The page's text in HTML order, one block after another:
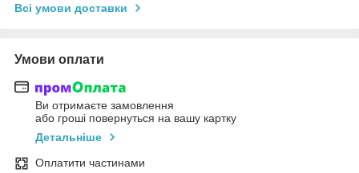
Всі умови доставки
Умови оплати
Ви отримаєте замовлення
або гроші повернуться на вашу картку
Детальніше
Оплатити частинами